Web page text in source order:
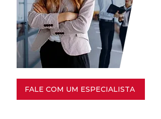
FALE COM UM ESPECIALISTA